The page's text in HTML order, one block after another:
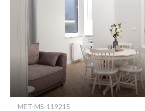
MET-MS-119215